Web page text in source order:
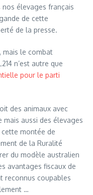
élevages français
de cette
de la presse.
mais le combat
n’est autre que
pour le parti
des animaux avec
mais aussi des élevages
montée de
de la Ruralité
du modèle australien
avantages fiscaux de
reconnus coupables
…